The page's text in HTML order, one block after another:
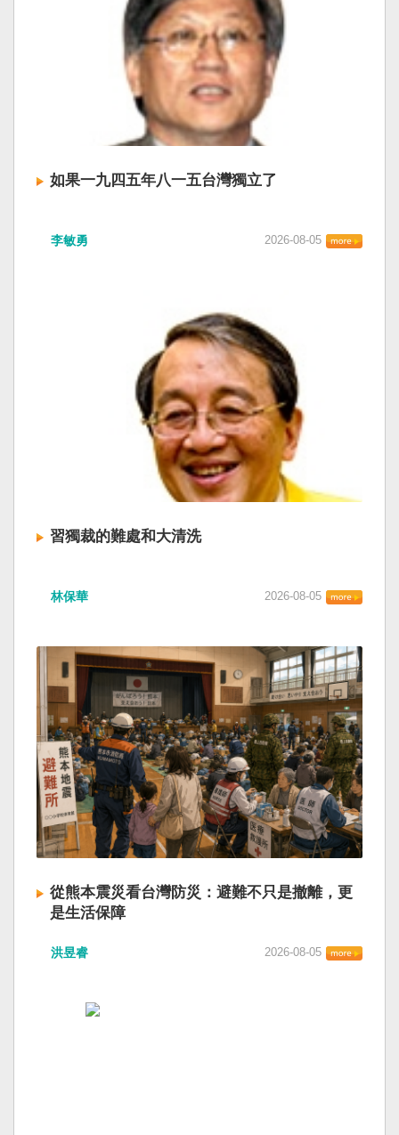
如果一九四五年八一五台灣獨立了
李敏勇 2026-08-05
習獨裁的難處和大清洗
林保華 2026-08-05
從熊本震災看台灣防災：避難不只是撤離，更
是生活保障
洪昱睿 2026-08-05